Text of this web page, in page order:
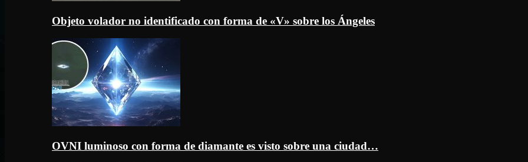
Objeto volador no identificado con forma de «V» sobre los Ángeles
OVNI luminoso con forma de diamante es visto sobre una ciudad…